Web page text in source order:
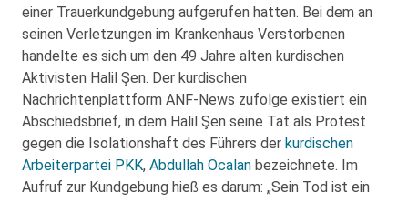
einer Trauerkundgebung aufgerufen hatten. Bei dem an
seinen Verletzungen im Krankenhaus Verstorbenen
handelte es sich um den 49 Jahre alten kurdischen
Aktivisten Halil Şen. Der kurdischen
Nachrichtenplattform ANF-News zufolge existiert ein
Abschiedsbrief, in dem Halil Şen seine Tat als Protest
gegen die Isolationshaft des Führers der kurdischen
Arbeiterpartei PKK, Abdullah Öcalan bezeichnete. Im
Aufruf zur Kundgebung hieß es darum: „Sein Tod ist ein